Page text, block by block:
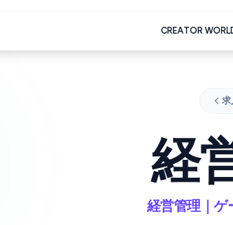
CREATOR
求
経
経営管理｜ゲ